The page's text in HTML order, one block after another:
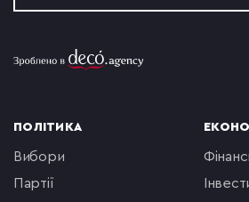
ПОЛІТИКА
вибори
партії